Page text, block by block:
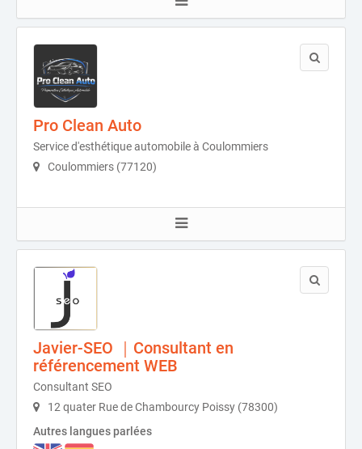
Pro Clean Auto
Service d'esthétique automobile à Coulommiers
Coulommiers (77120)
Javier-SEO ｜Consultant en
référencement WEB
Consultant SEO
12 quater Rue de Chambourcy Poissy (78300)
Autres langues parlées